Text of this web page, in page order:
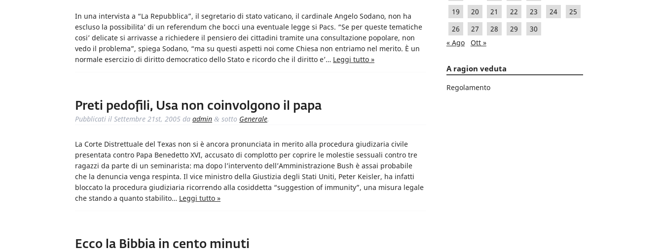
In una intervista a “La Repubblica”, il segretario di stato vaticano, il cardinale Angelo Sodano, non ha
escluso la possibilita’ di un referendum che bocci una eventuale legge si Pacs. “Se per queste tematiche
cosi’ delicate si arrivasse a richiedere il pensiero dei cittadini tramite una consultazione popolare, non
vedo il problema”, spiega Sodano, “ma su questi aspetti noi come Chiesa non entriamo nel merito. È un
normale esercizio di diritto democratico dello Stato e ricordo che il diritto e’… Leggi tutto »
Preti pedofili, Usa non coinvolgono il papa
Pubblicati il Settembre 21st, 2005 da admin & sotto Generale.
La Corte Distrettuale del Texas non si è ancora pronunciata in merito alla procedura giudizaria civile
presentata contro Papa Benedetto XVI, accusato di complotto per coprire le molestie sessuali contro tre
ragazzi da parte di un seminarista: ma dopo l’intervento dell’Amministrazione Bush è assai probabile
che la denuncia venga respinta. Il vice ministro della Giustizia degli Stati Uniti, Peter Keisler, ha infatti
bloccato la procedura giudiziaria ricorrendo alla cosiddetta “suggestion of immunity”, una misura legale
che stando a quanto stabilito… Leggi tutto »
Ecco la Bibbia in cento minuti
19
20 21 22 23 24
25
26
27 28 29
30
« Ago
Ott »
A ragion veduta
Regolamento